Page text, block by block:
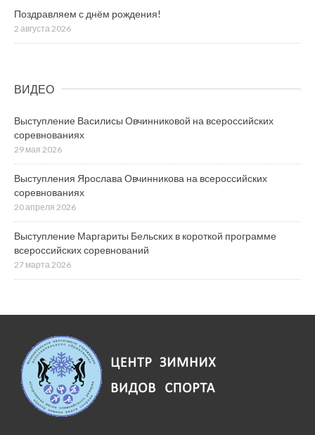
Поздравляем с днём рождения!
2 августа 2026
ВИДЕО
Выступление Василисы Овчинниковой на всероссийских
соревнованиях
29 мая 2026
Выступления Ярослава Овчинникова на всероссийских
соревнованиях
20 апреля 2026
Выступление Маргариты Бельских в короткой программе
всероссийских соревнований
27 марта 2026